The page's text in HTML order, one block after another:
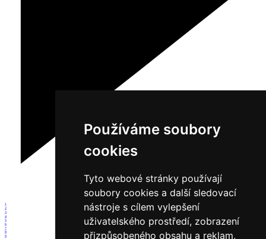
Používáme soubory
cookies
Tyto webové stránky používají
soubory cookies a další sledovací
nástroje s cílem vylepšení
uživatelského prostředí, zobrazení
přizpůsobeného obsahu a reklam,
1
2
3
4
5
6
7
8
9